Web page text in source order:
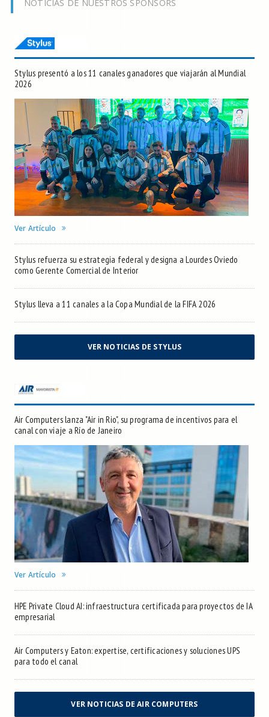
NOTICIAS DE NUESTROS SPONSORS
Stylus presentó a los 11 canales ganadores que viajarán al Mundial
2026
Ver Artículo
Stylus refuerza su estrategia federal y designa a Lourdes Oviedo
como Gerente Comercial de Interior
Stylus lleva a 11 canales a la Copa Mundial de la FIFA 2026
VER NOTICIAS DE STYLUS
Air Computers lanza "Air in Rio", su programa de incentivos para el
canal con viaje a Río de Janeiro
Ver Artículo
HPE Private Cloud AI: infraestructura certificada para proyectos de IA
empresarial
Air Computers y Eaton: expertise, certificaciones y soluciones UPS
para todo el canal
VER NOTICIAS DE AIR COMPUTERS